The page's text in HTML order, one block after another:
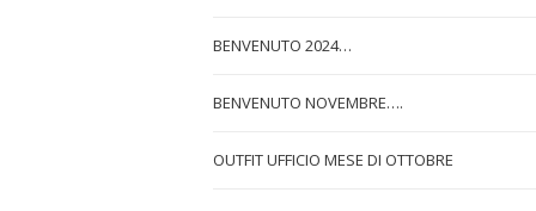
BENVENUTO 2024…
BENVENUTO NOVEMBRE….
OUTFIT UFFICIO MESE DI OTTOBRE